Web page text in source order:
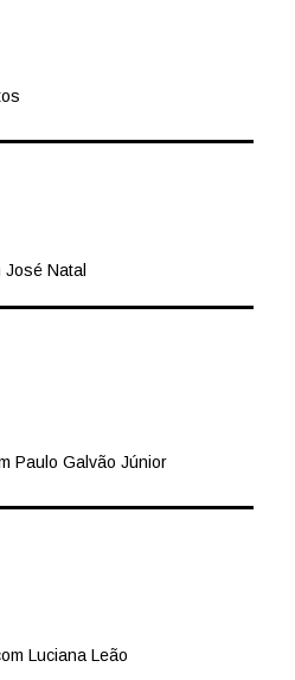
José Natal
Paulo Galvão Júnior
Luciana Leão